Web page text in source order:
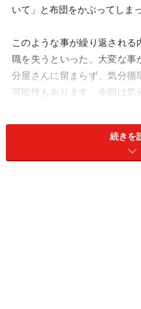
いて」と布団をかぶってしま
このような事が繰り返される
職を失うといった、大変な事
分屋さんに留まらず、気分循
可能性もあります。今回は気
気分循環性障害の症状・
続きを